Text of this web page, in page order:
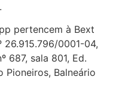
pertencem à Bext
26.915.796/0001-04,
687, sala 801, Ed.
Pioneiros, Balneário